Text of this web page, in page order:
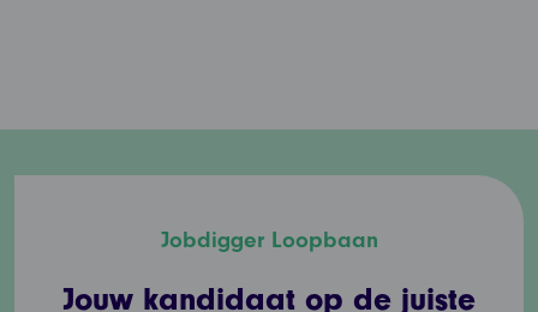
Jobdigger Loopbaan
Jouw kandidaat op de juiste